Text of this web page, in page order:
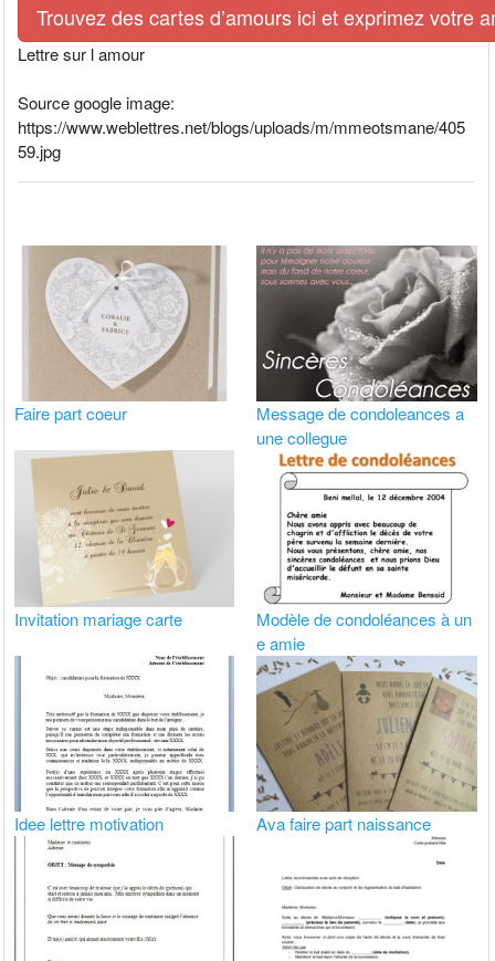
Trouvez des cartes d’amours ici et exprimez votre
Lettre sur l amour
Source google image:
https://www.weblettres.net/blogs/uploads/m/mmeotsmane/405
59.jpg
Faire part coeur
Message de condoleances a
une collegue
Invitation mariage carte
Modèle de condoléances à un
e amie
Idee lettre motivation Ava faire part naissance